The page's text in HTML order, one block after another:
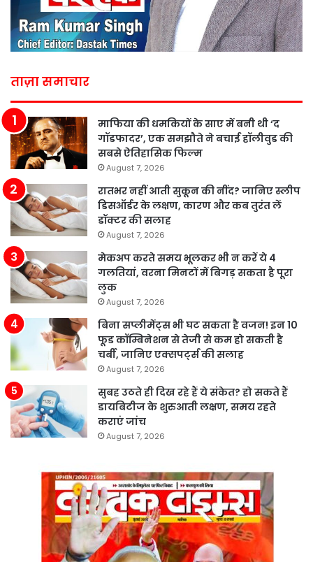
ताज़ा समाचार
माफिया की धमकियों के साए में बनी थी ‘द
गॉडफादर’, एक समझौते ने बचाई हॉलीवुड की
सबसे ऐतिहासिक फिल्म
August 7, 2026
रातभर नहीं आती सुकून की नींद? जानिए स्लीप
डिसऑर्डर के लक्षण, कारण और कब तुरंत लें
डॉक्टर की सलाह
August 7, 2026
मेकअप करते समय भूलकर भी न करें ये 4
गलतियां, वरना मिनटों में बिगड़ सकता है पूरा
लुक
August 7, 2026
बिना सप्लीमेंट्स भी घट सकता है वजन! इन 10
फूड कॉम्बिनेशन से तेजी से कम हो सकती है
चर्बी, जानिए एक्सपर्ट्स की सलाह
August 7, 2026
सुबह उठते ही दिख रहे हैं ये संकेत? हो सकते हैं
डायबिटीज के शुरुआती लक्षण, समय रहते
कराएं जांच
August 7, 2026